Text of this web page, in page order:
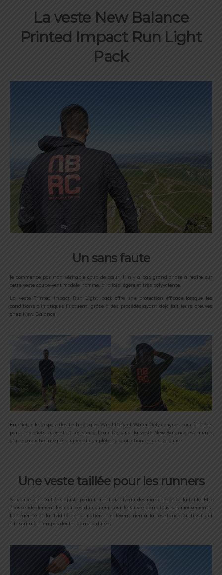
La veste New Balance
Printed Impact Run Light
Pack
Un sans faute
Je commence par mon véritable coup de cœur. Il n’y a pas grand chose à redire sur
cette veste coupe-vent modèle homme, à la fois légère et très polyvalente.
La veste Printed Impact Run Light pack offre une protection efficace lorsque les
conditions climatiques fluctuent, grâce à des procédés ayant déjà fait leurs preuves
chez New Balance.
En effet, elle dispose des technologies Wind Defy et Water Defy conçues pour à la fois
parer les effets du vent et résister à l’eau. De plus, la veste New Balance est munie
d’une capuche intégrée qui vient compléter la protection en cas de pluie.
Une veste taillée pour les runners
Sa coupe bien taillée s’ajuste parfaitement au niveau des manches et de la taille. Elle
épouse idéalement les courbes du coureur pour le suivre dans tous ses mouvements.
La légèreté et la fluidité de la matière n’enlèvent rien à la résistance du tissu qui
s’inscrira à n’en pas douter dans la durée.